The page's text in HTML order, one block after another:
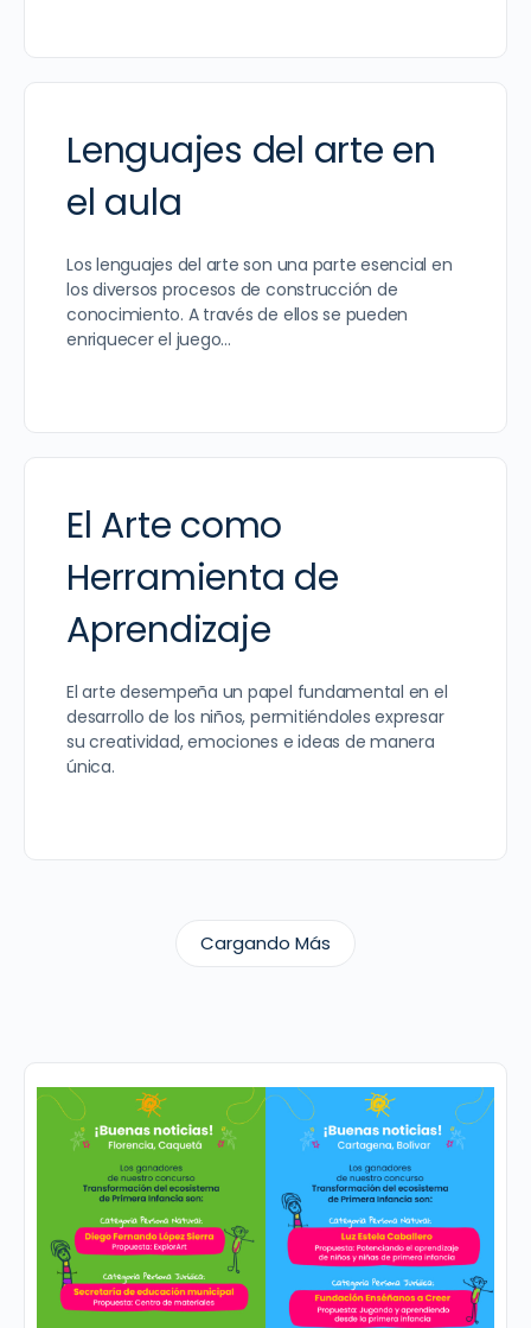
Lenguajes del arte en
el aula
Los lenguajes del arte son una parte esencial en
los diversos procesos de construcción de
conocimiento. A través de ellos se pueden
enriquecer el juego…
El Arte como
Herramienta de
Aprendizaje
El arte desempeña un papel fundamental en el
desarrollo de los niños, permitiéndoles expresar
su creatividad, emociones e ideas de manera
única.
Cargando Más